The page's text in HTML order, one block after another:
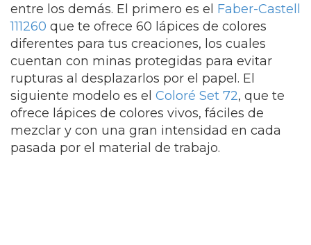
entre los demás. El primero es el Faber-Castell
111260 que te ofrece 60 lápices de colores
diferentes para tus creaciones, los cuales
cuentan con minas protegidas para evitar
rupturas al desplazarlos por el papel. El
siguiente modelo es el Coloré Set 72, que te
ofrece lápices de colores vivos, fáciles de
mezclar y con una gran intensidad en cada
pasada por el material de trabajo.